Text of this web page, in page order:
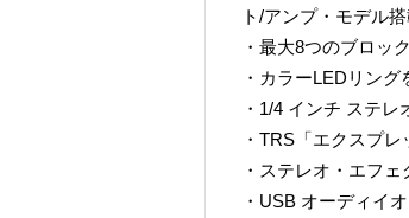
ト/アンプ・モデル
・最大8つのブロッ
・カラーLEDリン
・1/4 インチ ステレ
・TRS「エクスプ
・ステレオ・エフ
・USB オーディイ